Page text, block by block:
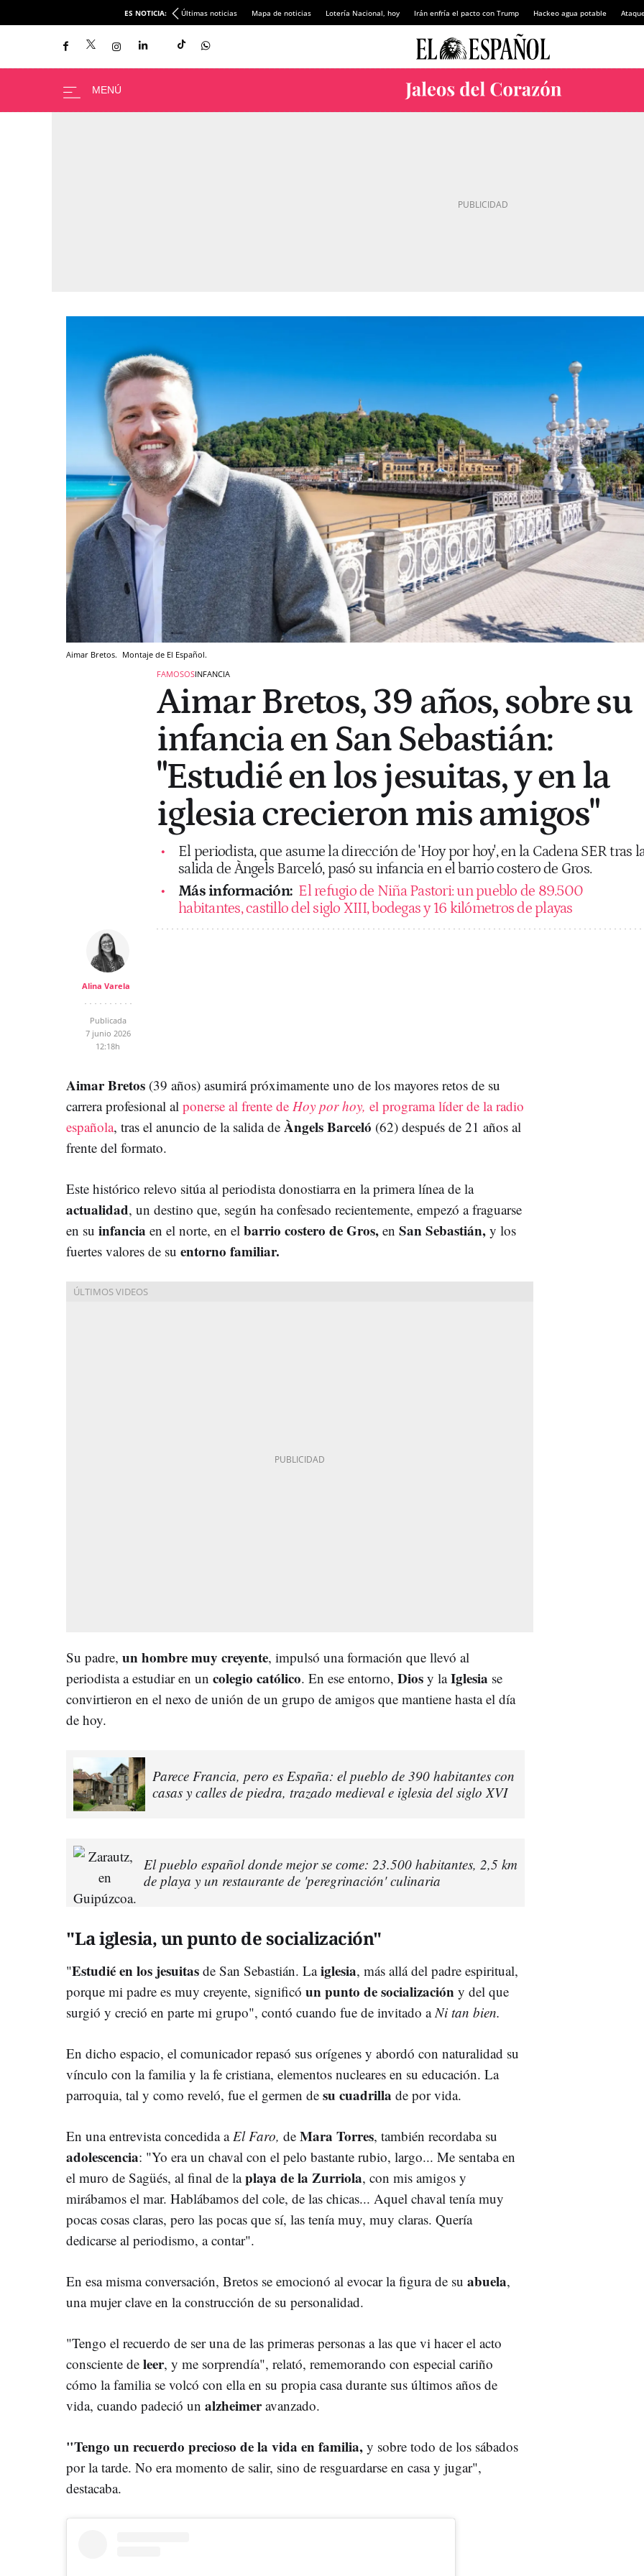
ES NOTICIA: Últimas noticias Mapa de noticias Lotería Nacional, hoy Irán enfría el pacto con Trump Hackeo agua potable
Aimar Bretos. Montaje de El Español.
FAMOSOSINFANCIA
Aimar Bretos, 39 años, sobre su
infancia en San Sebastián:
"Estudié en los jesuitas, y en la
iglesia crecieron mis amigos"
El periodista, que asume la dirección de 'Hoy por hoy', en la Cadena SER tras
salida de Àngels Barceló, pasó su infancia en el barrio costero de Gros.
Más información: El refugio de Niña Pastori: un pueblo de 89.500
habitantes, castillo del siglo XIII, bodegas y 16 kilómetros de playas
Alina Varela
Publicada
7 junio 2026
12:18h
Aimar Bretos (39 años) asumirá próximamente uno de los mayores retos de su
carrera profesional al ponerse al frente de Hoy por hoy, el programa líder de la radio
española, tras el anuncio de la salida de Àngels Barceló (62) después de 21 años al
frente del formato.
Este histórico relevo sitúa al periodista donostiarra en la primera línea de la
actualidad, un destino que, según ha confesado recientemente, empezó a fraguarse
en su infancia en el norte, en el barrio costero de Gros, en San Sebastián, y los
fuertes valores de su entorno familiar.
Su padre, un hombre muy creyente, impulsó una formación que llevó al
periodista a estudiar en un colegio católico. En ese entorno, Dios y laIglesia se
convirtieron en el nexo de unión de un grupo de amigos que mantiene hasta el día
de hoy.
Parece Francia, pero es España: el pueblo de 390 habitantes con
casas y calles de piedra, trazado medieval e iglesia del siglo XVI
El pueblo español donde mejor se come: 23.500 habitantes, 2,5 km
de playa y un restaurante de 'peregrinación' culinaria
"La iglesia, un punto de socialización"
"Estudié en los jesuitas de San Sebastián. Laiglesia, más allá del padre espiritual,
porque mi padre es muy creyente, significó un punto de socialización y del que
surgió y creció en parte mi grupo", contó cuando fue de invitado a Ni tan bien.
En dicho espacio, el comunicador repasó sus orígenes y abordó con naturalidad su
vínculo con la familia y la fe cristiana, elementos nucleares en su educación. La
parroquia, tal y como reveló, fue el germen de su cuadrilla de por vida.
En una entrevista concedida aEl Faro, de Mara Torres, también recordaba su
adolescencia: "Yo era un chaval con el pelo bastante rubio, largo... Me sentaba en
el muro de Sagüés, al final de laplaya de la Zurriola, con mis amigos y
mirábamos el mar. Hablábamos del cole, de las chicas... Aquel chaval tenía muy
pocas cosas claras, pero las pocas que sí, las tenía muy, muy claras. Quería
dedicarse al periodismo, a contar".
En esa misma conversación, Bretos se emocionó al evocar la figura de su abuela,
una mujer clave en la construcción de su personalidad.
"Tengo el recuerdo de ser una de las primeras personas a las que vi hacer el acto
consciente de leer, y me sorprendía", relató, rememorando con especial cariño
cómo la familia se volcó con ella en su propia casa durante sus últimos años de
vida, cuando padeció un alzheimeravanzado.
"Tengo un recuerdo precioso de la vida en familia, y sobre todo de los sábados
por la tarde. No era momento de salir, sino de resguardarse en casa y jugar",
destacaba.